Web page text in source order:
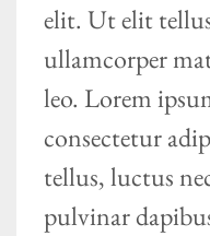
elit. Ut elit
ullamcorper
leo. Lorem
consectetur
tellus, luctus
pulvinar